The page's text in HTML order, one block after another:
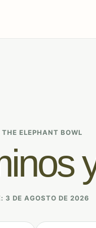
estés
ELEPHANT BOWL
3 DE AGOSTO DE 2026